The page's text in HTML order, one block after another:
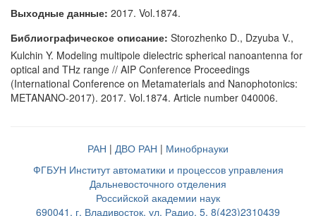
Выходные данные: 2017. Vol.1874.
Библиографическое описание: Storozhenko D., Dzyuba V.,
Kulchin Y. Modeling multipole dielectric spherical nanoantenna for
optical and THz range // AIP Conference Proceedings
(International Conference on Metamaterials and Nanophotonics:
METANANO-2017). 2017. Vol.1874. Article number 040006.
РАН | ДВО РАН | Минобрнауки
ФГБУН Институт автоматики и процессов управления
Дальневосточного отделения
Российской академии наук
690041, г. Владивосток, ул. Радио, 5, 8(423)2310439